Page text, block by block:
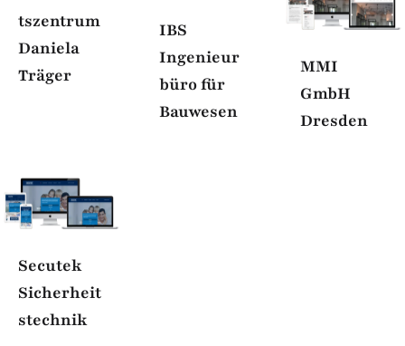
tszentrum
Daniela
Träger
IBS
Ingenieur
büro für
Bauwesen
GmbH
MMI
GmbH
Dresden
Andreas
Kuck
Secutek
Sicherheit
stechnik